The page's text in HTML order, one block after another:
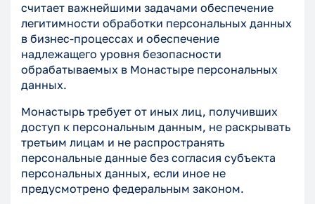
считает важнейшими задачами обеспечение
легитимности обработки персональных данных
в бизнес-процессах и обеспечение
надлежащего уровня безопасности
обрабатываемых в Монастыре персональных
данных.
Монастырь требует от иных лиц, получивших
доступ к персональным данным, не раскрывать
третьим лицам и не распространять
персональные данные без согласия субъекта
персональных данных, если иное не
предусмотрено федеральным законом.